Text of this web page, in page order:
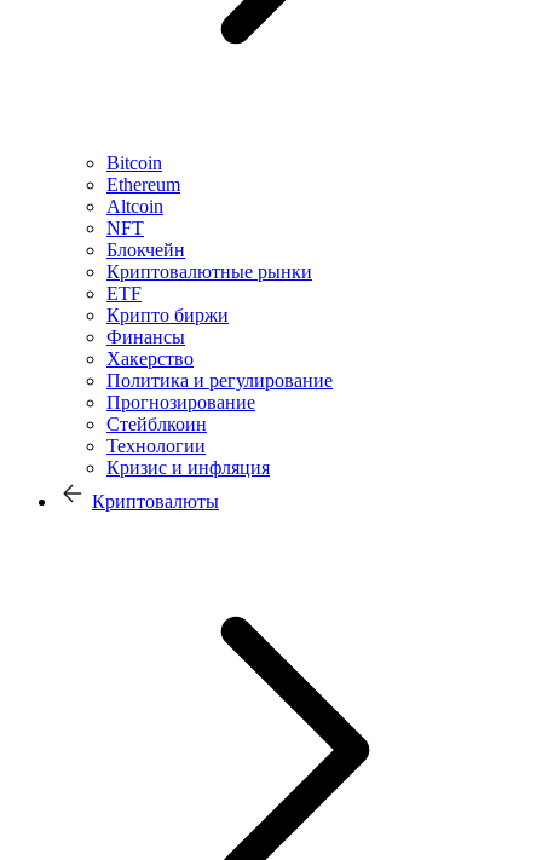
Bitcoin
Ethereum
Altcoin
NFT
Блокчейн
Криптовалютные рынки
ETF
Крипто биржи
Финансы
Хакерство
Политика и регулирование
Прогнозирование
Стейблкоин
Технологии
Кризис и инфляция
Криптовалюты